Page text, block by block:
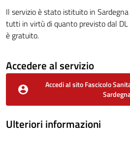
Il servizio è stato istituito in
tutti in virtù di quanto previsto dal
è gratuito.
Accedere al servizio
Accedi al sito Fascicolo
Ulteriori informazioni